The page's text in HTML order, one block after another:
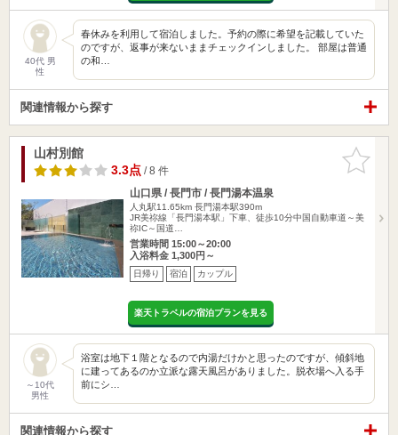
40代 男
性
春休みを利用して宿泊しました。予約の際に希望を記載していた
のですが、返事が来ないままチェックインしました。 部屋は普通
の和…
関連情報から探す
お気に入
りに追加
山村別館
3.3点/ 8 件
山口県 / 長門市 / 長門湯本温泉
人丸駅11.65km 長門湯本駅390m
JR美祢線「長門湯本駅」下車、徒歩10分中国自動車道～美
祢IC～国道…
営業時間 15:00～20:00
入浴料金 1,300円～
日帰り 宿泊 カップル
楽天トラベルの宿泊プランを見る
～10代
男性
浴室は地下１階となるので内湯だけかと思ったのですが、傾斜地
に建ってあるのか立派な露天風呂がありました。脱衣場へ入る手
前にシ…
関連情報から探す